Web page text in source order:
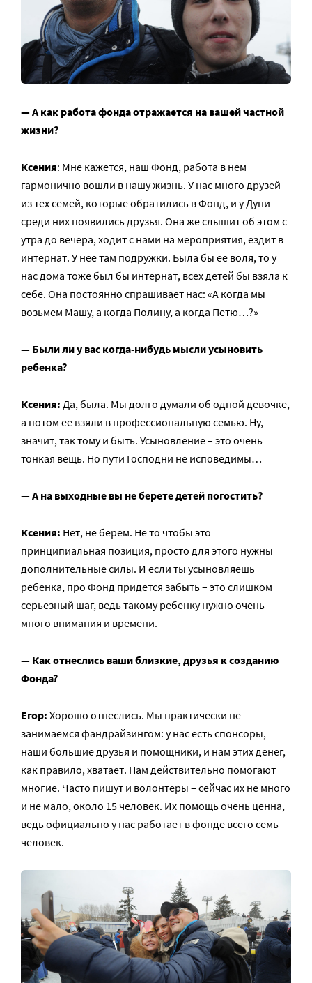
— А как работа фонда отражается на вашей частной
жизни?
Ксения: Мне кажется, наш Фонд, работа в нем
гармонично вошли в нашу жизнь. У нас много друзей
из тех семей, которые обратились в Фонд, и у Дуни
среди них появились друзья. Она же слышит об этом с
утра до вечера, ходит с нами на мероприятия, ездит в
интернат. У нее там подружки. Была бы ее воля, то у
нас дома тоже был бы интернат, всех детей бы взяла к
себе. Она постоянно спрашивает нас: «А когда мы
возьмем Машу, а когда Полину, а когда Петю…?»
— Были ли у вас когда-нибудь мысли усыновить
ребенка?
Ксения: Да, была. Мы долго думали об одной девочке,
а потом ее взяли в профессиональную семью. Ну,
значит, так тому и быть. Усыновление – это очень
тонкая вещь. Но пути Господни не исповедимы…
— А на выходные вы не берете детей погостить?
Ксения: Нет, не берем. Не то чтобы это
принципиальная позиция, просто для этого нужны
дополнительные силы. И если ты усыновляешь
ребенка, про Фонд придется забыть – это слишком
серьезный шаг, ведь такому ребенку нужно очень
много внимания и времени.
— Как отнеслись ваши близкие, друзья к созданию
Фонда?
Егор: Хорошо отнеслись. Мы практически не
занимаемся фандрайзингом: у нас есть спонсоры,
наши большие друзья и помощники, и нам этих денег,
как правило, хватает. Нам действительно помогают
многие. Часто пишут и волонтеры – сейчас их не много
и не мало, около 15 человек. Их помощь очень ценна,
ведь официально у нас работает в фонде всего семь
человек.